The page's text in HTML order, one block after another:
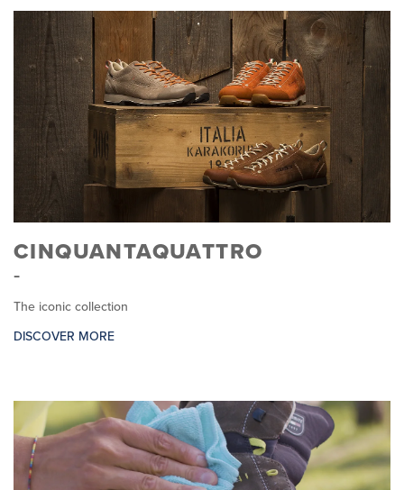
CINQUANTAQUATTRO
The iconic collection
DISCOVER MORE